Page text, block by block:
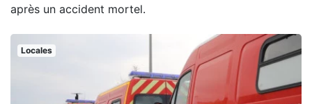
après un accident mortel.
Locales